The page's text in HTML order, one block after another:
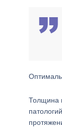
Толщина